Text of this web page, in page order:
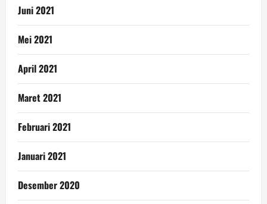
Juni 2021
Mei 2021
April 2021
Maret 2021
Februari 2021
Januari 2021
Desember 2020